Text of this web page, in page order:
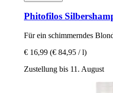
Phitofilos
Für ein schimmerndes
€ 16,99 (€ 84,95 / l)
Zustellung bis 11. August